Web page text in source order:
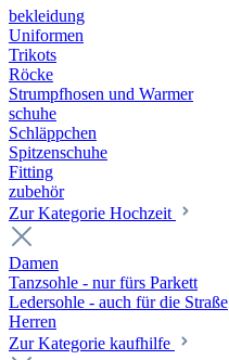
bekleidung
Uniformen
Trikots
Röcke
Strumpfhosen und Warmer
schuhe
Schläppchen
Spitzenschuhe
Fitting
zubehör
Zur Kategorie Hochzeit
Damen
Tanzsohle - nur fürs Parkett
Ledersohle - auch für die Straße
Herren
Zur Kategorie kaufhilfe